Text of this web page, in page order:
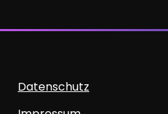
Datenschutz